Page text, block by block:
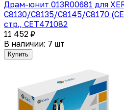
Драм-юнит 013R00681 для
C8130/C8135/C8145/C8170
стр., CET471082
11 452 ₽
В наличии: 7 шт
Купить